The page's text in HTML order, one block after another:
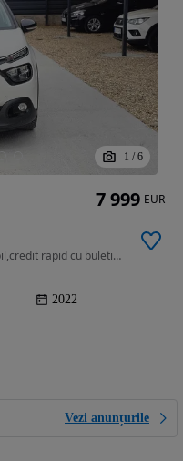
1 / 6
1199 cm3 • 83 CP • tva inclus și deductibil,credit rapid cu buletinul
2022
Vezi anunțurile
7 999 EUR